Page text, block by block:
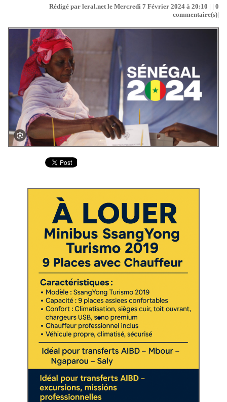
Rédigé par leral.net le Mercredi 7 Février 2024 à 20:10 | | 0
commentaire(s)|